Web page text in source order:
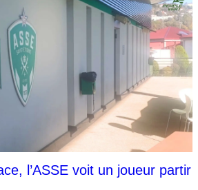
l’ASSE voit un joueur partir